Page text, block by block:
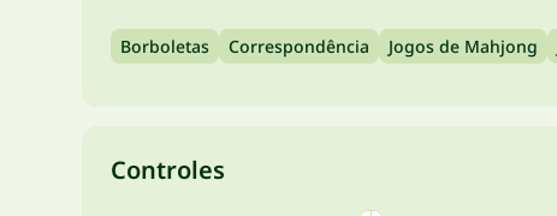
Borboletas Correspondência Jogos de Mahjong
Controles